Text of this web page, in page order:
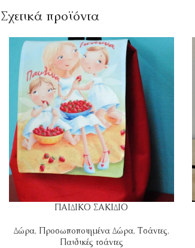
Σχετικά προϊόντα
ΠΑΙΔΙΚΟ ΣΑΚΙΔΙΟ
Δώρα, Προσωποποιημένα Δώρα, Τσάντες,
Παιδικές τσάντες